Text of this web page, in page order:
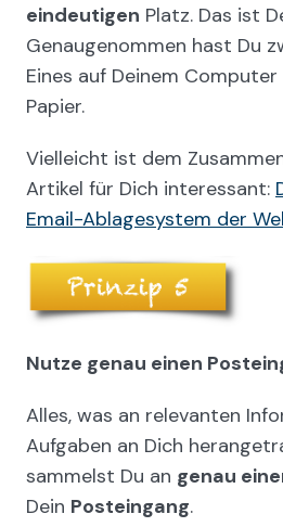
eindeutigen Platz. Das ist
Genaugenommen hast Du
Eines auf Deinem
Papier.
Vielleicht ist dem
Artikel für Dich interessant:
Email-Ablagesystem der
Nutze genau einen
Alles, was an relevanten
Aufgaben an Dich
sammelst Du an genau
Dein Posteingang.